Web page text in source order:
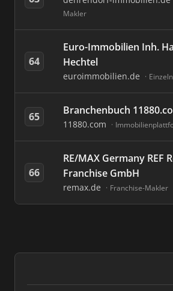
Makler
64
Euro-Immobilien Inh.
Hechtel
euroimmobilien.de
65 Branchenbuch
11880.com
66
RE/MAX Germany REF
Franchise GmbH
remax.de Franchise-Makler